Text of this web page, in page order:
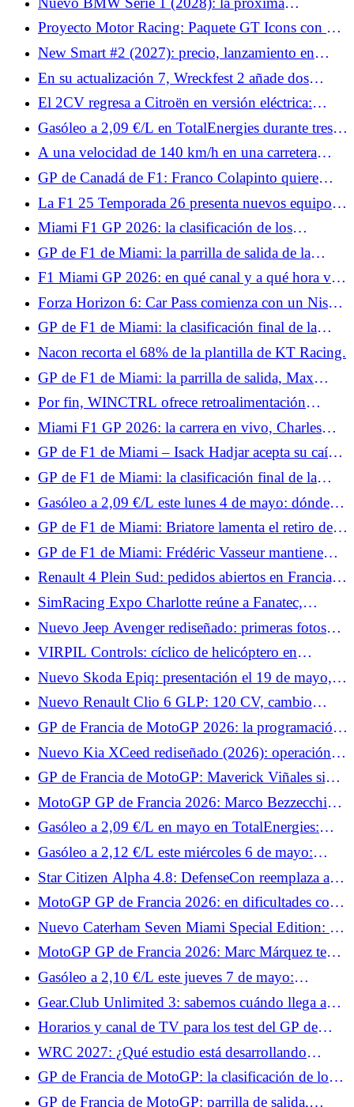
generación podría deparar muchas sorpresas
Proyecto Motor Racing: Paquete GT Icons con 9
coches de antaño sin ayudas!
New Smart #2 (2027): precio, lanzamiento en
Francia y bonificaciones, lo que nos depara el
descendiente del Fortwo
En su actualización 7, Wreckfest 2 añade dos
coches y medio.
El 2CV regresa a Citroën en versión eléctrica:
primer vistazo en el Salón del Automóvil de París
2026
Gasóleo a 2,09 €/L en TotalEnergies durante tres
días: ¿cuándo y dónde beneficiarse de él?
A una velocidad de 140 km/h en una carretera
limitada a 80, el automovilista explica a la policía
que llega tarde al trabajo
GP de Canadá de F1: Franco Colapinto quiere
confirmar su buen resultado en Miami con Alpine
La F1 25 Temporada 26 presenta nuevos equipos,
F1, reglas, nuevos pilotos y circuitos.
Miami F1 GP 2026: la clasificación de los
entrenamientos libres 1, Charles Leclerc anuncia el
color, Pierre Gasly ya en juego
GP de F1 de Miami: la parrilla de salida de la
carrera al sprint, Lando Norris abofetea a la
competencia, Esteban Ocon fracasa
F1 Miami GP 2026: en qué canal y a qué hora ver
la carrera sprint
Forza Horizon 6: Car Pass comienza con un Nissan
Skyline GT-R.
GP de F1 de Miami: la clasificación final de la
carrera al sprint, Kimi Antonelli penalizado, Pierre
Gasly en los puntos
Nacon recorta el 68% de la plantilla de KT Racing.
GP de F1 de Miami: la parrilla de salida, Max
Verstappen crea una sorpresa, Isack Hadjar en
apuros
Por fin, WINCTRL ofrece retroalimentación
háptica.
Miami F1 GP 2026: la carrera en vivo, Charles
Leclerc estropea su podio, Antonelli como jefe
GP de F1 de Miami – Isack Hadjar acepta su caída:
“No era muy inteligente”
GP de F1 de Miami: la clasificación final de la
carrera, y tres para Antonelli, grandes puntos para
Alpine
Gasóleo a 2,09 €/L este lunes 4 de mayo: dónde
repostar gasóleo por debajo de la media de 2,19
€/L en Francia
GP de F1 de Miami: Briatore lamenta el retiro de
Gasly y felicita a Colapinto
GP de F1 de Miami: Frédéric Vasseur mantiene
aspectos positivos a pesar de una carrera fallida
para Ferrari
Renault 4 Plein Sud: pedidos abiertos en Francia,
desde 37.290 €
SimRacing Expo Charlotte reúne a Fanatec,
Asetek, Conspit, VPG, Thrustmaster y Pimax.
Nuevo Jeep Avenger rediseñado: primeras fotos
oficiales y look “baby-Compass” para el SUV
urbano
VIRPIL Controls: cíclico de helicóptero en
aproximación y una base Force Feedback que
destaca
Nuevo Skoda Epiq: presentación el 19 de mayo, lo
que muestran los bocetos oficiales
Nuevo Renault Clio 6 GLP: 120 CV, cambio
automático y hasta 1.400 km de autonomía
GP de Francia de MotoGP 2026: la programación
de TV y los horarios del fin de semana
Nuevo Kia XCeed rediseñado (2026): operación
de modernización del compacto elevado
GP de Francia de MotoGP: Maverick Viñales sigue
fuera, Jonas Folger regresa a Tech3
MotoGP GP de Francia 2026: Marco Bezzecchi
quiere confirmar su dominio en Le Mans
Gasóleo a 2,09 €/L en mayo en TotalEnergies:
todas las fechas de operación en 3.300 estaciones
Gasóleo a 2,12 €/L este miércoles 6 de mayo:
¿dónde se puede pagar menos que la media de
2,23 €/L en Francia?
Star Citizen Alpha 4.8: DefenseCon reemplaza a
Invictus y la guerra cambia de escenario
MotoGP GP de Francia 2026: en dificultades con
Yamaha, Fabio Quartararo prepara algo especial
para los aficionados
Nuevo Caterham Seven Miami Special Edition: 12
ejemplares para este homenaje al GP de Miami
MotoGP GP de Francia 2026: Marc Márquez teme
una climatología complicada en Le Mans
Gasóleo a 2,10 €/L este jueves 7 de mayo:
estaciones en las que se puede pagar hasta 12
céntimos menos que la media a 2,21 €/L
Gear.Club Unlimited 3: sabemos cuándo llega a
PC, Xbox y PlayStation.
Horarios y canal de TV para los test del GP de
Francia de MotoGP 2026: Johann Zarco y Fabio
Quartararo esperan brillar
WRC 2027: ¿Qué estudio está desarrollando
Nacon?
GP de Francia de MotoGP: la clasificación de los
libres 2, Fabio Quartararo se prepara bien para la
GP de Francia de MotoGP: parrilla de salida,